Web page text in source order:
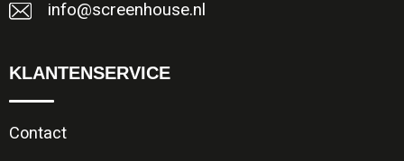
info@screenhouse.nl
KLANTENSERVICE
Contact